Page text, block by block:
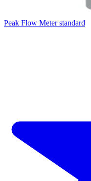
Peak Flow Meter standard